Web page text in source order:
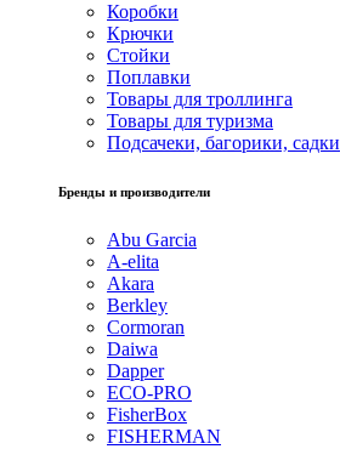
Коробки
Крючки
Стойки
Поплавки
Товары для троллинга
Товары для туризма
Подсачеки, багорики, садки
Бренды и производители
Abu Garcia
A-elita
Akara
Berkley
Cormoran
Daiwa
Dapper
ECO-PRO
FisherBox
FISHERMAN